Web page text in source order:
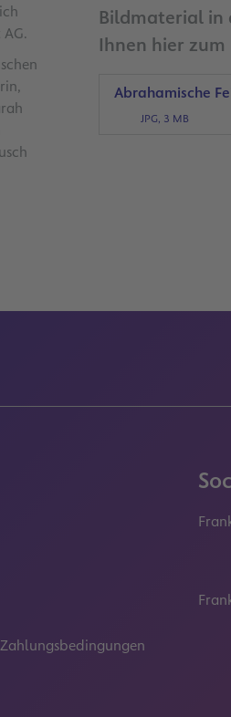
Bildmaterial
Ihnen hier
Abrahamische
JPG, 3 MB